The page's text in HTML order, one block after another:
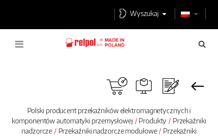
Wyszukaj
Polski producent przekaźników elektromagnetycznych i
komponentów automatyki przemysłowej
Produkty
Przekaźniki
nadzorcze
Przekaźniki nadzorcze modułowe
Przekaźniki